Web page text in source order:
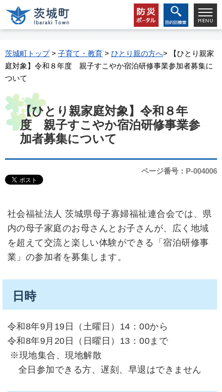
茨城町トップ> 子育て・教育 > ひとり親の方へ> 【ひとり親家
庭対象】令和８年度 親子すこやか宿泊研修事業参加者募集に
ついて
【ひとり親家庭対象】令和８年
度 親子すこやか宿泊研修事業参
加者募集について
ページ番号：P-004006
社会福祉法人 茨城県母子寡婦福祉連合会では、県
内の母子家庭のお母さんとお子さんが、広く地域
を超えて交流と楽しい体験ができる「宿泊研修事
業」の参加者を募集します。
日時
令和8年9月19日（土曜日）14：00から
令和8年9月20日（日曜日）13：00まで
※現地集合、現地解散
全日参加できる方、遅刻、早退はできません